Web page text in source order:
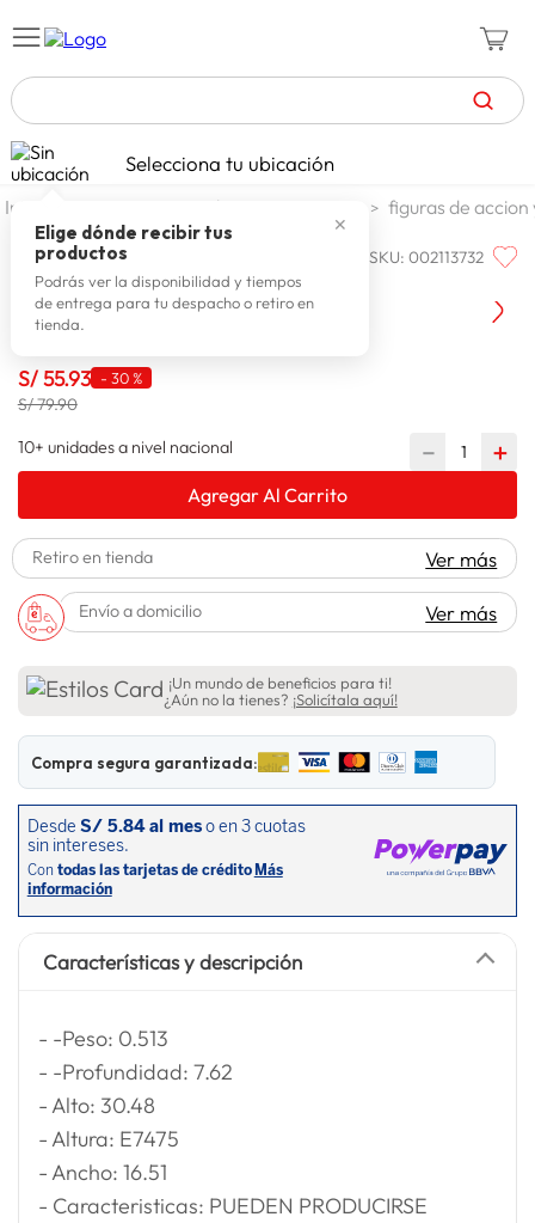
TÉRMINOS MÁS BUSCADOS
1. celulares
2. zapatillas mujer
3. zapatillas hombre
4. moda
6. tv
7 laptop
9. lavadora
10. spiderman
Selecciona tu ubicación
✕
Elige dónde recibir tus
productos
Podrás ver la disponibilidad y tiempos
de entrega para tu despacho o retiro en
tienda.
jugueteria y escolar figuras de
MARVEL SKU:002113732
Marvel Titan Hero Dlx Hulk E7475
S/55.93 - 30 %
S/ 79.90
10+ unidades a nivel nacional
＋
－
Agregar Al Carrito
Retiro en tienda Ver más
Envío a domicilio Ver más
¡Un mundo de beneficios para ti!
¿Aún no la tienes? ¡Solicítala aquí!
Compra segura garantizada:
Características y descripción
- -Peso: 0.513
- -Profundidad: 7.62
- Alto: 30.48
- Altura: E7475
- Ancho: 16.51
- Caracteristicas: PUEDEN PRODUCIRSE